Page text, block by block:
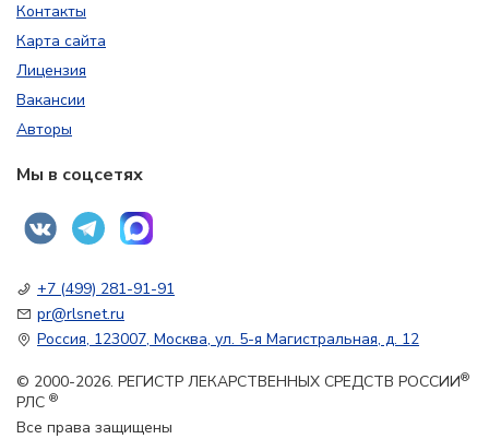
Контакты
Карта сайта
Лицензия
Вакансии
Авторы
Мы в соцсетях
+7 (499) 281-91-91
pr@rlsnet.ru
Россия, 123007, Москва, ул. 5-я Магистральная, д. 12
© 2000-2026. РЕГИСТР ЛЕКАРСТВЕННЫХ СРЕДСТВ РОССИИ®
РЛС ®
Все права защищены